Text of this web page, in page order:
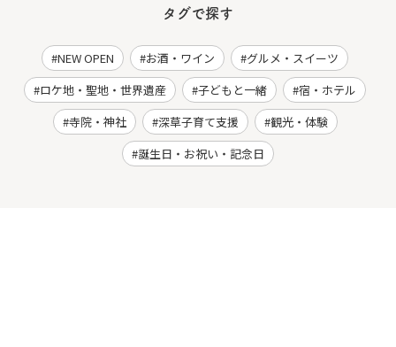
タグで探す
NEW OPEN お酒・ワイン
グルメ・スイーツ
ロケ地・聖地・世界遺産
子どもと一緒
宿・ホテル
寺院・神社
深草子育て支援
観光・体験
誕生日・お祝い・記念日